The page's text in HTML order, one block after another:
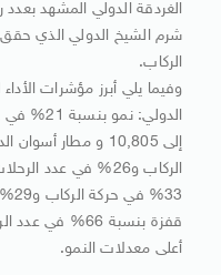
الركاب.
وفيما يلي أبرز مؤشرات
الدولي:
الركاب و26% في عدد
أعلى معدلات النمو.